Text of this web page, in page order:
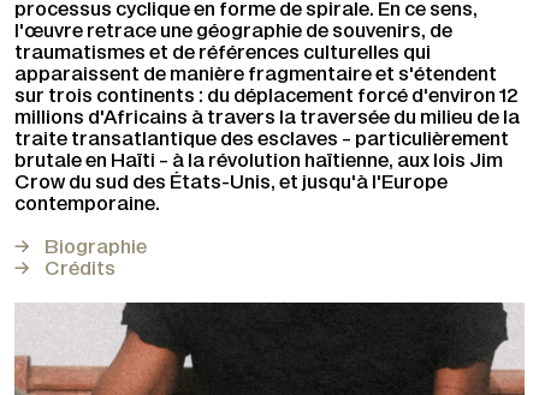
processus cyclique en forme de spirale. En ce sens,
l'œuvre retrace une géographie de souvenirs, de
traumatismes et de références culturelles qui
apparaissent de manière fragmentaire et s'étendent
sur trois continents : du déplacement forcé d'environ 12
millions d'Africains à travers la traversée du milieu de la
traite transatlantique des esclaves – particulièrement
brutale en Haïti – à la révolution haïtienne, aux lois Jim
Crow du sud des États-Unis, et jusqu'à l'Europe
contemporaine.
Biographie
Crédits